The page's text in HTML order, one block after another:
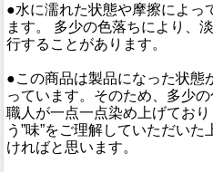
●水に濡れた状態や摩擦によっ
ます。 多少の色落ちにより、
行することがあります。
●この商品は製品になった状態
っています。そのため、多少
職人が一点一点染め上げてお
う”味”をご理解していただい
ければと思います。